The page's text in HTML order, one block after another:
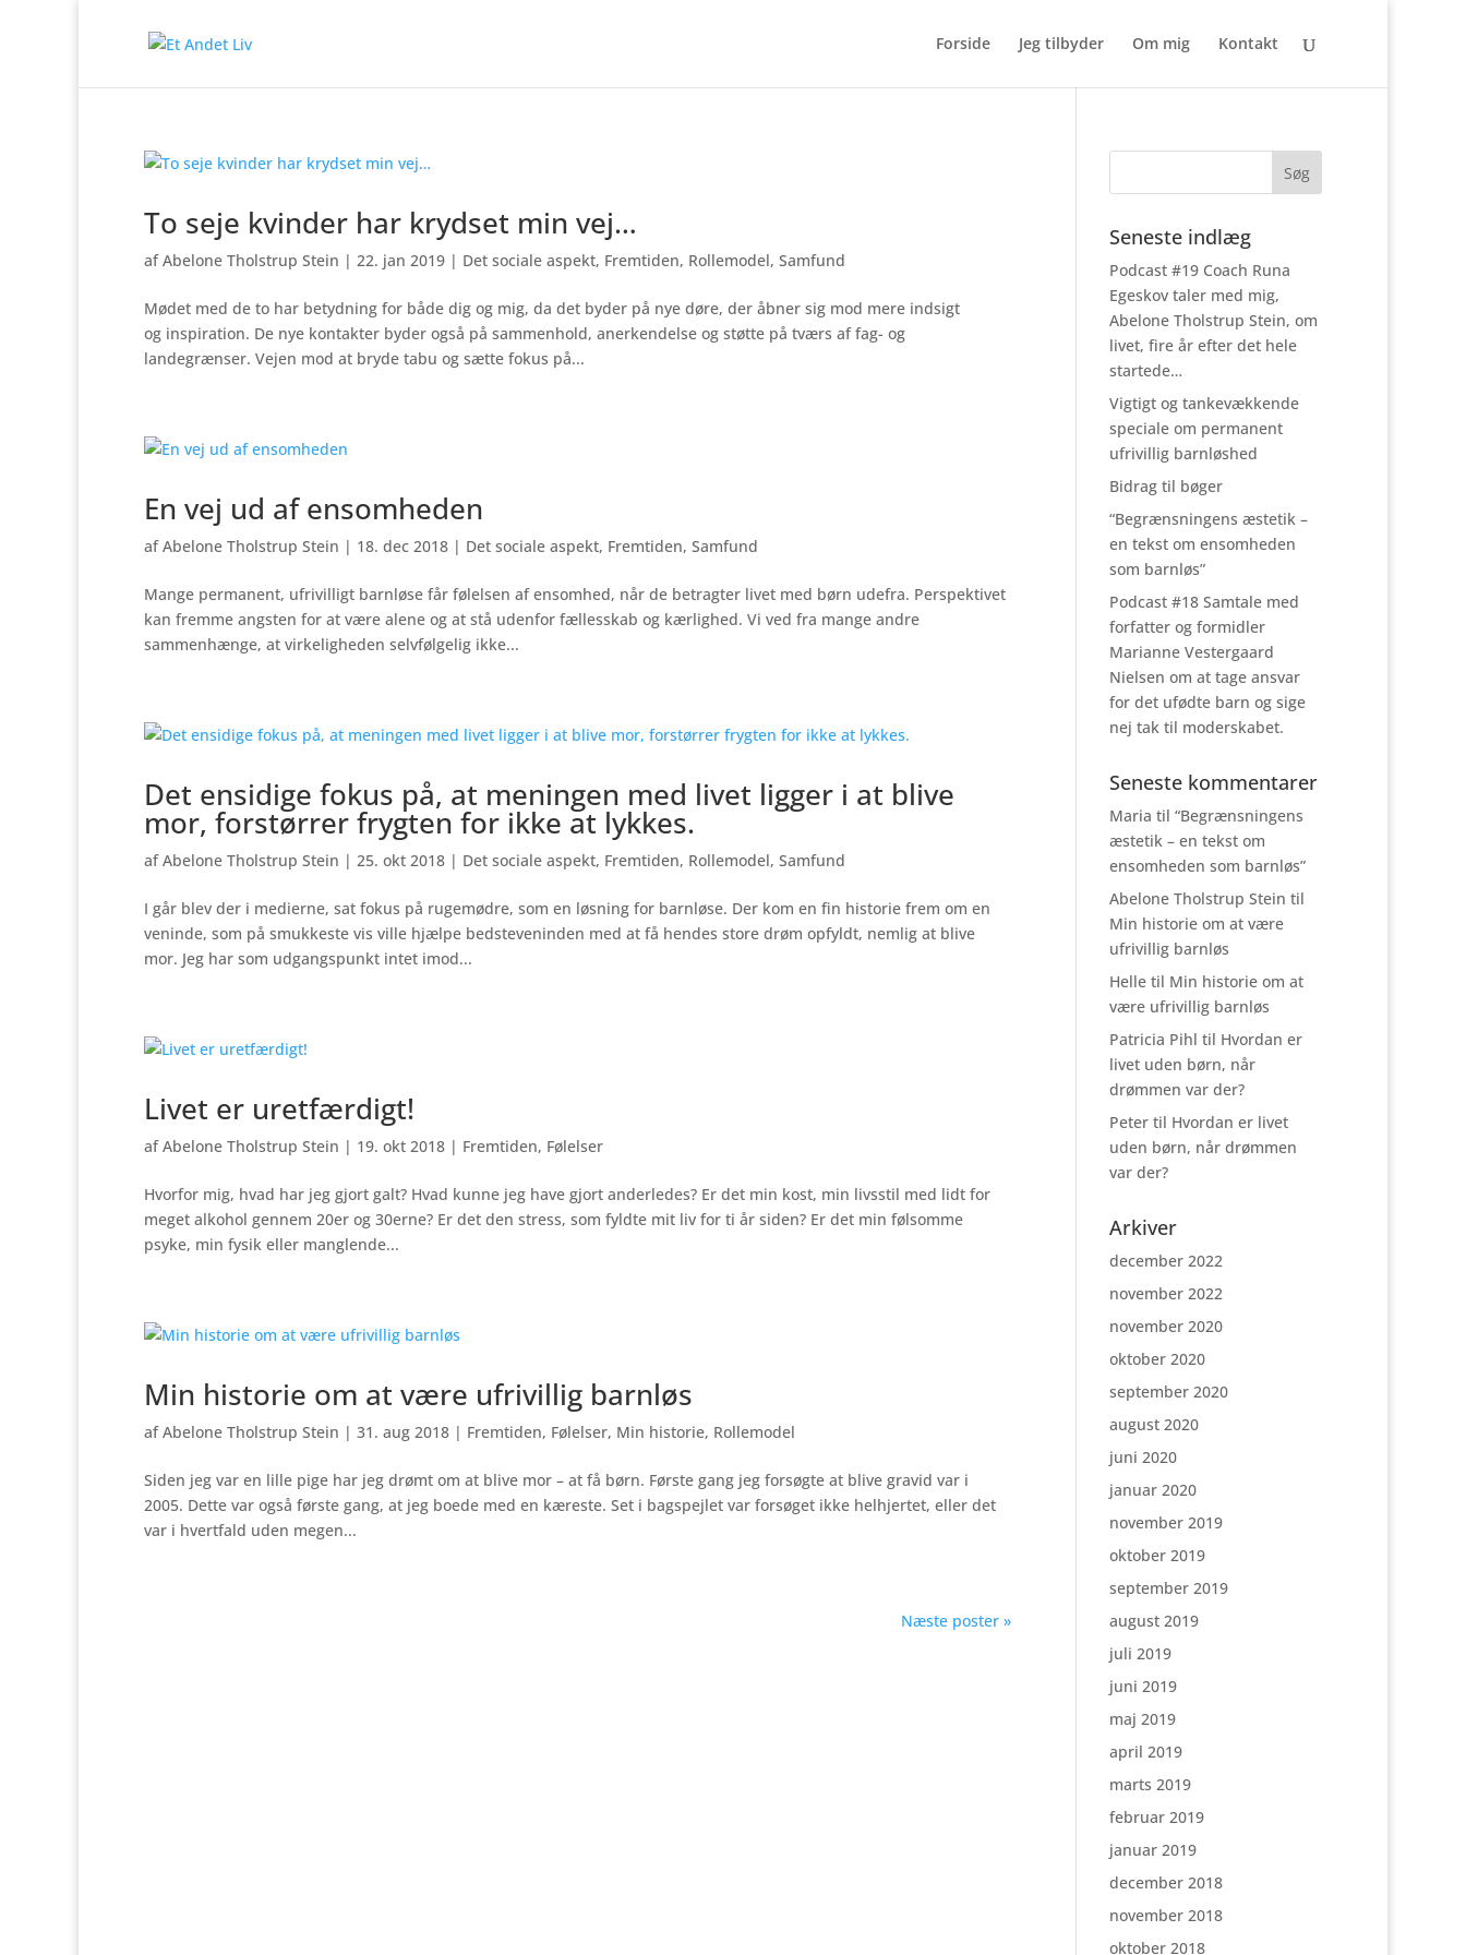
Forside Jeg tilbyder Om mig Kontakt
To seje kvinder har krydset min vej…
afAbelone Tholstrup Stein | 22. jan 2019 | Det sociale aspekt, Fremtiden, Rollemodel, Samfund
Mødet med de to har betydning for både dig og mig, da det byder på nye døre, der åbner sig mod mere indsigt
og inspiration. De nye kontakter byder også på sammenhold, anerkendelse og støtte på tværs af fag- og
landegrænser. Vejen mod at bryde tabu og sætte fokus på...
En vej ud af ensomheden
afAbelone Tholstrup Stein | 18. dec 2018 | Det sociale aspekt, Fremtiden, Samfund
Mange permanent, ufrivilligt barnløse får følelsen af ensomhed, når de betragter livet med børn udefra. Perspektivet
kan fremme angsten for at være alene og at stå udenfor fællesskab og kærlighed. Vi ved fra mange andre
sammenhænge, at virkeligheden selvfølgelig ikke...
Det ensidige fokus på, at meningen med livet ligger i at blive
mor, forstørrer frygten for ikke at lykkes.
afAbelone Tholstrup Stein | 25. okt 2018 | Det sociale aspekt, Fremtiden, Rollemodel, Samfund
I går blev der i medierne, sat fokus på rugemødre, som en løsning for barnløse. Der kom en fin historie frem om en
veninde, som på smukkeste vis ville hjælpe bedsteveninden med at få hendes store drøm opfyldt, nemlig at blive
mor. Jeg har som udgangspunkt intet imod...
Livet er uretfærdigt!
afAbelone Tholstrup Stein | 19. okt 2018 | Fremtiden, Følelser
Hvorfor mig, hvad har jeg gjort galt? Hvad kunne jeg have gjort anderledes? Er det min kost, min livsstil med lidt for
meget alkohol gennem 20er og 30erne? Er det den stress, som fyldte mit liv for ti år siden? Er det min følsomme
psyke, min fysik eller manglende...
Min historie om at være ufrivillig barnløs
afAbelone Tholstrup Stein | 31. aug 2018 | Fremtiden, Følelser, Min historie, Rollemodel
Siden jeg var en lille pige har jeg drømt om at blive mor – at få børn. Første gang jeg forsøgte at blive gravid var i
2005. Dette var også første gang, at jeg boede med en kæreste. Set i bagspejlet var forsøget ikke helhjertet, eller det
var i hvertfald uden megen...
Næste poster »
Seneste indlæg
Podcast #19 Coach Runa
Egeskov taler med mig,
Abelone Tholstrup Stein, om
livet, fire år efter det hele
startede…
Vigtigt og tankevækkende
speciale om permanent
ufrivillig barnløshed
Bidrag til bøger
“Begrænsningens æstetik –
en tekst om ensomheden
som barnløs”
Podcast #18 Samtale med
forfatter og formidler
Marianne Vestergaard
Nielsen om at tage ansvar
for det ufødte barn og sige
nej tak til moderskabet.
Seneste kommentarer
Maria til “Begrænsningens
æstetik – en tekst om
ensomheden som barnløs”
Abelone Tholstrup Stein til
Min historie om at være
ufrivillig barnløs
Helletil Min historie om at
være ufrivillig barnløs
Patricia Pihl til Hvordan er
livet uden børn, når
drømmen var der?
Petertil Hvordan er livet
uden børn, når drømmen
var der?
Arkiver
december 2022
november 2022
november 2020
oktober 2020
september 2020
august 2020
juni 2020
januar 2020
november 2019
oktober 2019
september 2019
august 2019
juli 2019
juni 2019
maj 2019
april 2019
marts 2019
februar 2019
januar 2019
december 2018
november 2018
oktober 2018